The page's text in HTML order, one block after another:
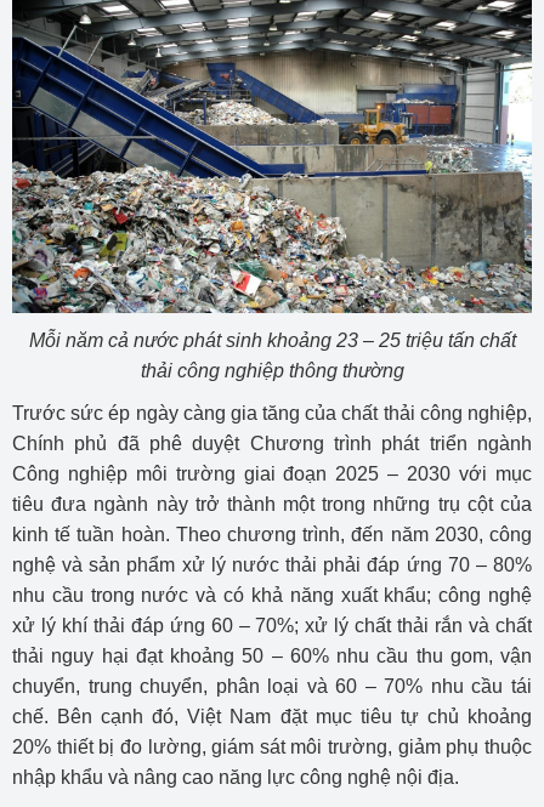
Mỗi năm cả nước phát sinh khoảng 23 – 25 triệu tấn chất
thải công nghiệp thông thường
Trước sức ép ngày càng gia tăng của chất thải công nghiệp,
Chính phủ đã phê duyệt Chương trình phát triển ngành
Công nghiệp môi trường giai đoạn 2025 – 2030 với mục
tiêu đưa ngành này trở thành một trong những trụ cột của
kinh tế tuần hoàn. Theo chương trình, đến năm 2030, công
nghệ và sản phẩm xử lý nước thải phải đáp ứng 70 – 80%
nhu cầu trong nước và có khả năng xuất khẩu; công nghệ
xử lý khí thải đáp ứng 60 – 70%; xử lý chất thải rắn và chất
thải nguy hại đạt khoảng 50 – 60% nhu cầu thu gom, vận
chuyển, trung chuyển, phân loại và 60 – 70% nhu cầu tái
chế. Bên cạnh đó, Việt Nam đặt mục tiêu tự chủ khoảng
20% thiết bị đo lường, giám sát môi trường, giảm phụ thuộc
nhập khẩu và nâng cao năng lực công nghệ nội địa.